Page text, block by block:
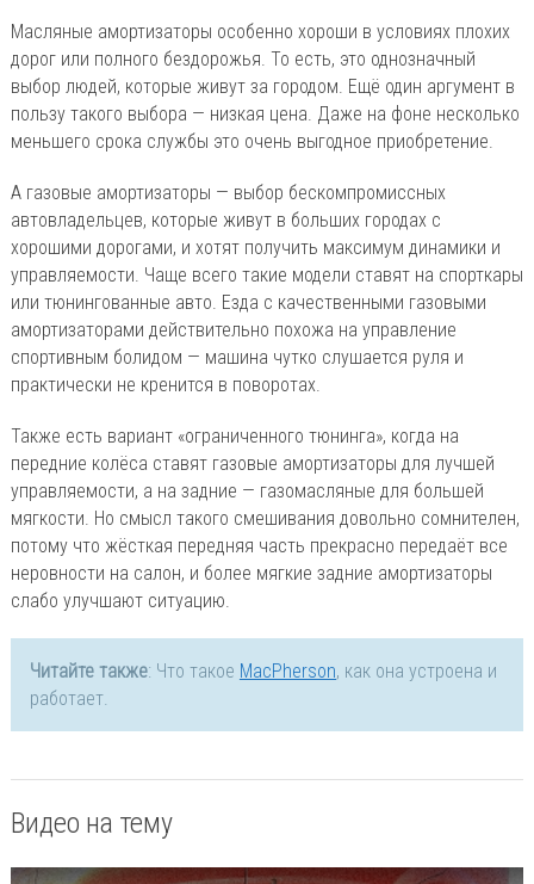
Масляные амортизаторы особенно хороши в условиях плохих
дорог или полного бездорожья. То есть, это однозначный
выбор людей, которые живут за городом. Ещё один аргумент в
пользу такого выбора — низкая цена. Даже на фоне несколько
меньшего срока службы это очень выгодное приобретение.
А газовые амортизаторы — выбор бескомпромиссных
автовладельцев, которые живут в больших городах с
хорошими дорогами, и хотят получить максимум динамики и
управляемости. Чаще всего такие модели ставят на спорткары
или тюнингованные авто. Езда с качественными газовыми
амортизаторами действительно похожа на управление
спортивным болидом — машина чутко слушается руля и
практически не кренится в поворотах.
Также есть вариант «ограниченного тюнинга», когда на
передние колёса ставят газовые амортизаторы для лучшей
управляемости, а на задние — газомасляные для большей
мягкости. Но смысл такого смешивания довольно сомнителен,
потому что жёсткая передняя часть прекрасно передаёт все
неровности на салон, и более мягкие задние амортизаторы
слабо улучшают ситуацию.
Читайте также: Что такое MacPherson, как она устроена и
работает.
Видео на тему